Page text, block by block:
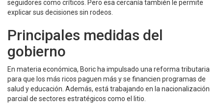
seguidores como críticos. Pero esa cercanía también le permite
explicar sus decisiones sin rodeos.
Principales medidas del
gobierno
En materia económica, Boric ha impulsado una reforma tributaria
para que los más ricos paguen más y se financien programas de
salud y educación. Además, está trabajando en la nacionalización
parcial de sectores estratégicos como el litio.